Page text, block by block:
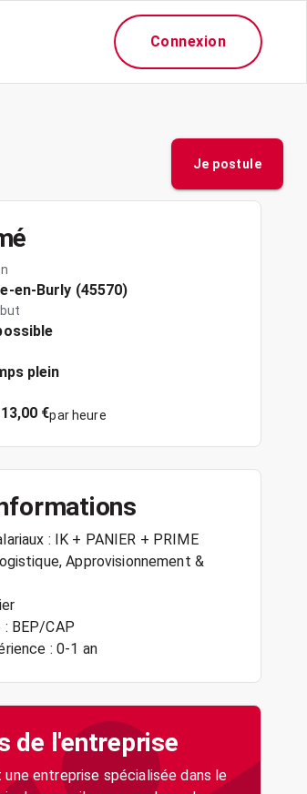
Connexion
Je postule
en-Burly (45570)
plein
€par heure
: IK + PANIER + PRIME
Approvisionnement &
: BEP/CAP
: 0-1 an
de l'entreprise
une entreprise spécialisée dans le